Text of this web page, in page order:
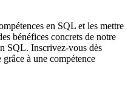
en SQL et les mettre
bénéfices concrets de notre
SQL. Inscrivez-vous dès
à une compétence